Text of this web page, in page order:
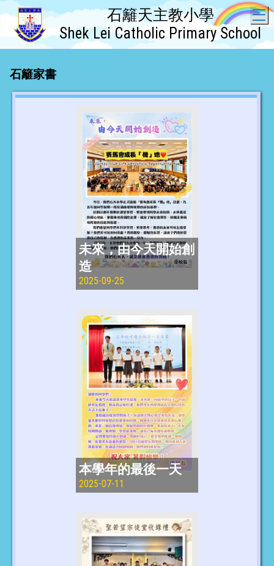
石籬天主教小學
Shek Lei Catholic Primary School
石籬家書
未來，由今天開始創
造
2025-09-25
本學年的最後一天
2025-07-11